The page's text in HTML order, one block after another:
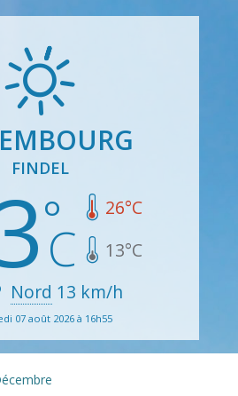
FINDEL
26°C
13°C
Nord 13 km/h
07 août 2026 à 16h55